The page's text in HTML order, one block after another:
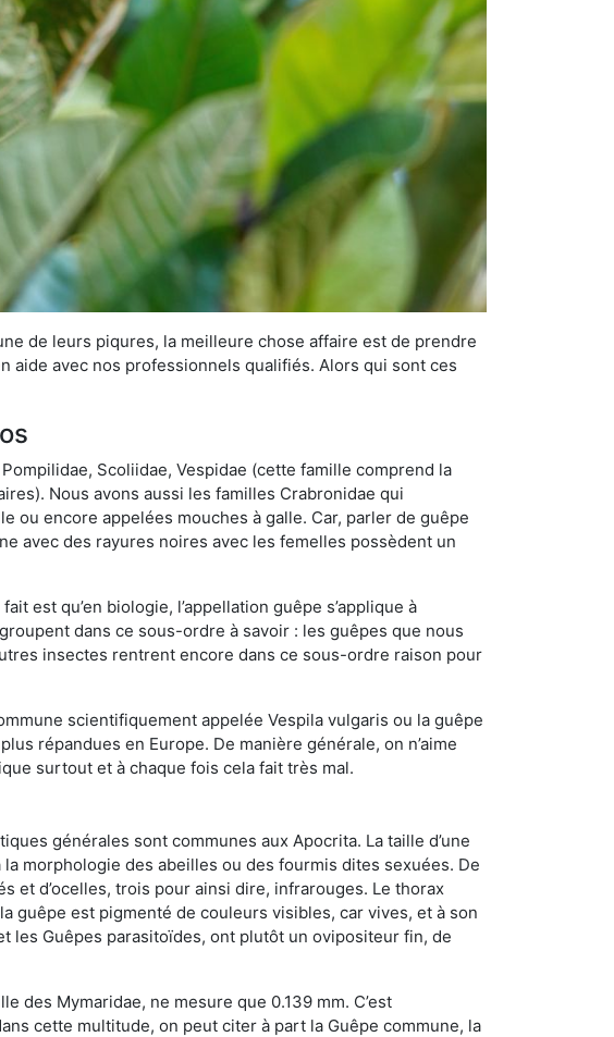
de leurs piqures, la meilleure chose affaire est de prendre
aide avec nos professionnels qualifiés. Alors qui sont ces
Scoliidae, Vespidae (cette famille comprend la
Nous avons aussi les familles Crabronidae qui
ou encore appelées mouches à galle. Car, parler de guêpe
avec des rayures noires avec les femelles possèdent un
est qu’en biologie, l’appellation guêpe s’applique à
dans ce sous-ordre à savoir : les guêpes que nous
insectes rentrent encore dans ce sous-ordre raison pour
scientifiquement appelée Vespila vulgaris ou la guêpe
répandues en Europe. De manière générale, on n’aime
surtout et à chaque fois cela fait très mal.
générales sont communes aux Apocrita. La taille d’une
morphologie des abeilles ou des fourmis dites sexuées. De
et d’ocelles, trois pour ainsi dire, infrarouges. Le thorax
guêpe est pigmenté de couleurs visibles, car vives, et à son
les Guêpes parasitoïdes, ont plutôt un ovipositeur fin, de
des Mymaridae, ne mesure que 0.139 mm. C’est
cette multitude, on peut citer à part la Guêpe commune, la